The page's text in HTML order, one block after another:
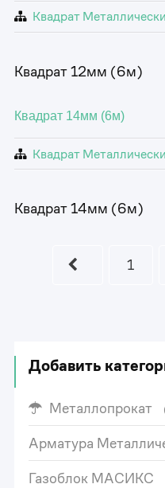
Квадрат
Квадрат 12мм (6м)
Квадрат 14мм (6м)
Квадрат
Квадрат 14мм (6м)
1
Добавить
Металлопрокат
Арматура
Газоблок МАСИКС